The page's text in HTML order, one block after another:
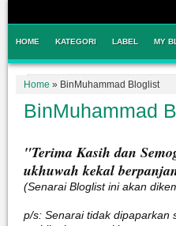
HOME KATEGORI LABEL MY
Home » BinMuhammad Bloglist
BinMuhammad
"Terima Kasih dan
ukhuwah kekal
(Senarai Bloglist ini akan
p/s: Senarai tidak dipaparkan